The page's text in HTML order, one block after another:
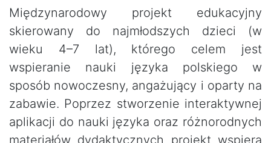
Międzynarodowy projekt edukacyjny
skierowany do najmłodszych dzieci (w
wieku 4–7 lat), którego celem jest
wspieranie nauki języka polskiego w
sposób nowoczesny, angażujący i oparty na
zabawie. Poprzez stworzenie interaktywnej
aplikacji do nauki języka oraz różnorodnych
materiałów dydaktycznych projekt wspiera